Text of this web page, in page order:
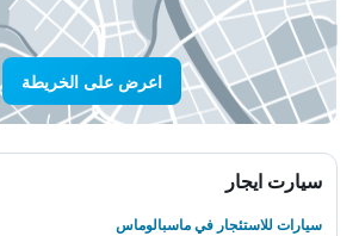
اعرض على الخريطة
سيارت ايجار
سيارات للاستئجار في ماسبالوماس